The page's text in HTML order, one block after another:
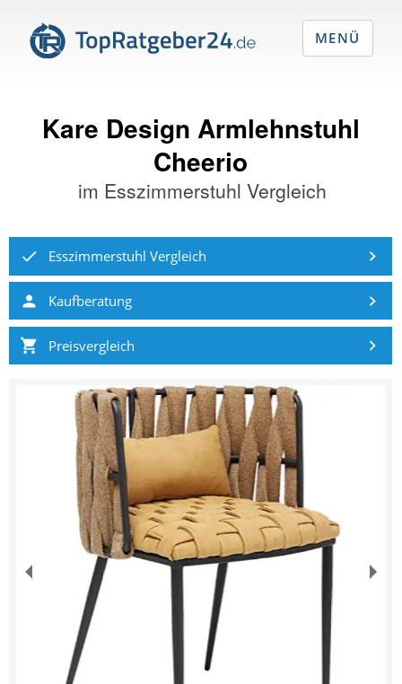
Kare Design Armlehnstuhl
Cheerio
im Esszimmerstuhl Vergleich
Esszimmerstuhl Vergleich
Kaufberatung
Preisvergleich
MENÜ